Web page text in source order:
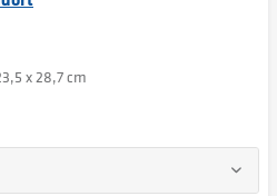
x 28,7 cm